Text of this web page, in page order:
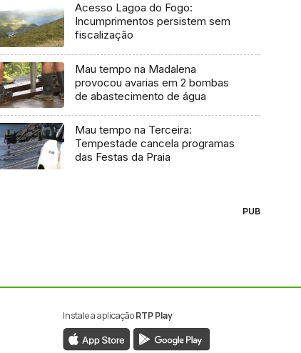
Acesso Lagoa do Fogo:
Incumprimentos persistem sem
fiscalização
Mau tempo na Madalena
provocou avarias em 2 bombas
de abastecimento de água
Mau tempo na Terceira:
Tempestade cancela programas
das Festas da Praia
PUB
Instale a aplicaçãoRTP Play